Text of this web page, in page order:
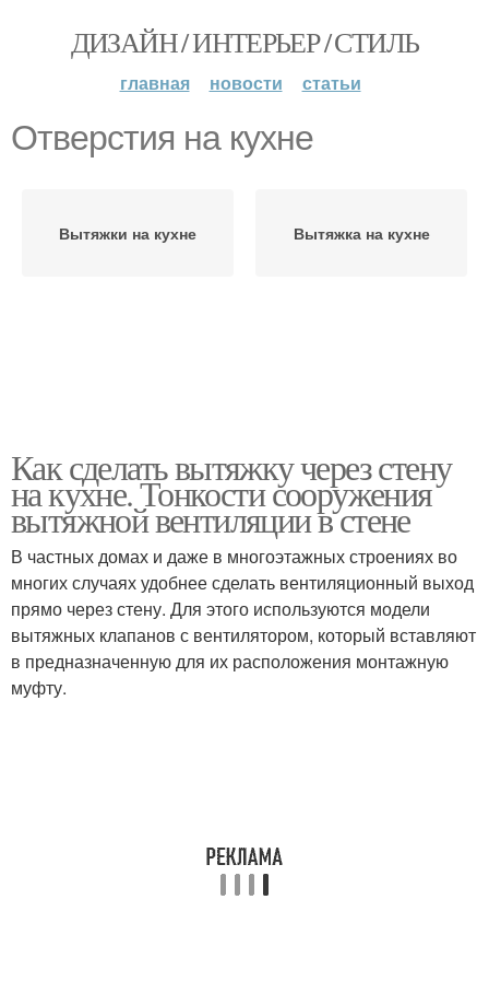
ДИЗАЙН / ИНТЕРЬЕР / СТИЛЬ
главная новости статьи
Отверстия на кухне
Вытяжки на кухне Вытяжка на кухне
Как сделать вытяжку через стену
на кухне. Тонкости сооружения
вытяжной вентиляции в стене
В частных домах и даже в многоэтажных строениях во
многих случаях удобнее сделать вентиляционный выход
прямо через стену. Для этого используются модели
вытяжных клапанов с вентилятором, который вставляют
в предназначенную для их расположения монтажную
муфту.